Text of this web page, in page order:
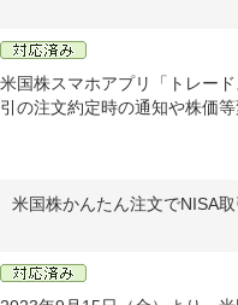
米国株スマホアプリ「トレー
引の注文約定時の通知や株価
米国株かんたん注文でNISA